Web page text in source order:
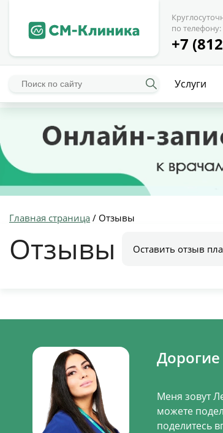
по телефону:
+7
Услуги
Главная страница / Отзывы
Отзывы Оставить отзыв
Меня зовут
можете
поделитесь